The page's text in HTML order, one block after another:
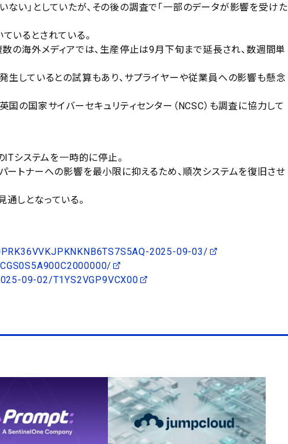
い」としていたが、その後の調査で「一部のデータが影響を受けた
いるとされている。
数の海外メディアでは、生産停止は9月下旬まで延長され、数週間単
生しているとの試算もあり、サプライヤーや従業員への影響も懸念
国の国家サイバーセキュリティセンター（NCSC）も調査に協力して
システムを一時的に停止。
ートナーへの影響を最小限に抑えるため、順次システムを復旧させ
しとなっている。
2025-09-03/
09-02/T1YS2VGP9VCX00